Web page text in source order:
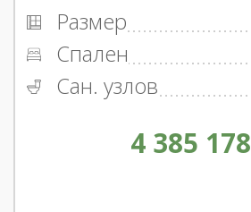
Размер
Спален
Сан. узлов
4 385 178